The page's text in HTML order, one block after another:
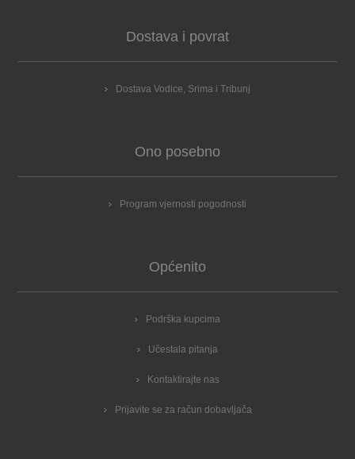
Dostava i povrat
Dostava Vodice, Srima i Tribunj
Ono posebno
Program vjernosti pogodnosti
Općenito
Podrška kupcima
Učestala pitanja
Kontaktirajte nas
Prijavite se za račun dobavljača